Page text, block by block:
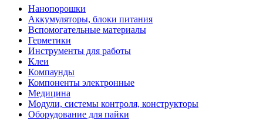
Нанопорошки
Аккумуляторы, блоки питания
Вспомогательные материалы
Герметики
Инструменты для работы
Клеи
Компаунды
Компоненты электронные
Медицина
Модули, системы контроля, конструкторы
Оборудование для пайки